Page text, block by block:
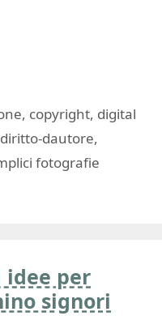
, copyright, digital
diritto-dautore,
fotografie
idee per
signori